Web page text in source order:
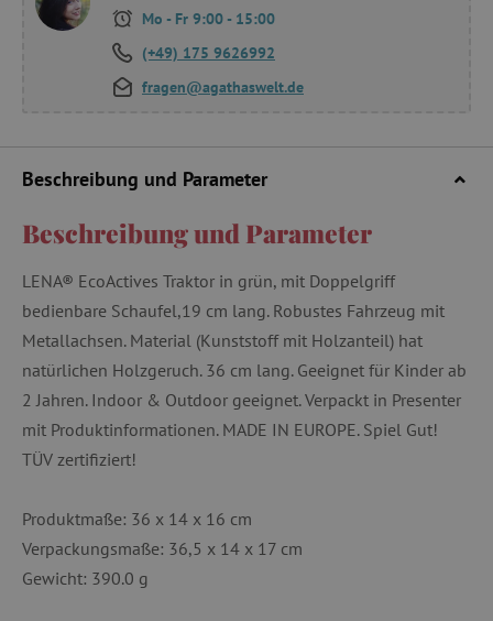
Mo - Fr 9:00 - 15:00
(+49) 175 9626992
fragen@agathaswelt.de
Beschreibung und Parameter
Beschreibung und Parameter
LENA® EcoActives Traktor in grün, mit Doppelgriff
bedienbare Schaufel,19 cm lang. Robustes Fahrzeug mit
Metallachsen. Material (Kunststoff mit Holzanteil) hat
natürlichen Holzgeruch. 36 cm lang. Geeignet für Kinder ab
2 Jahren. Indoor & Outdoor geeignet. Verpackt in Presenter
mit Produktinformationen. MADE IN EUROPE. Spiel Gut!
TÜV zertifiziert!
Produktmaße: 36 x 14 x 16 cm
Verpackungsmaße: 36,5 x 14 x 17 cm
Gewicht: 390.0 g